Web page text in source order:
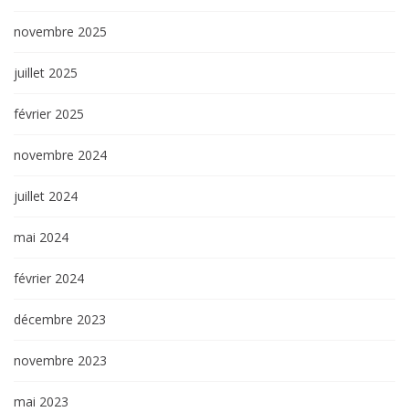
novembre 2025
juillet 2025
février 2025
novembre 2024
juillet 2024
mai 2024
février 2024
décembre 2023
novembre 2023
mai 2023